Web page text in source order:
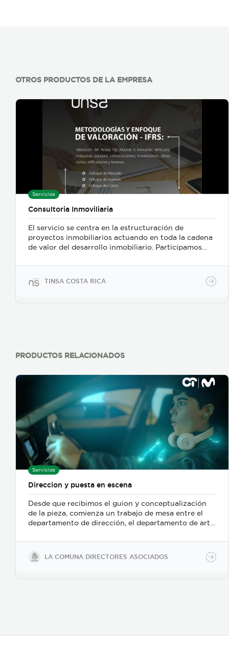
OTROS PRODUCTOS DE LA EMPRESA
Servicios
Consultoria Inmoviliaria
El servicio se centra en la estructuración de
proyectos inmobiliarios actuando en toda la cadena
de valor del desarrollo inmobiliario. Participamos
necesidad de mercado hasta la estructuración
financiera del proyecto. El servicio será ofrecido a
cualquier persona o empresa que cuente con un lote
Posicionamiento de proyectos Reposicionamiento
Construcción Sostenibilidad.
TINSA COSTA RICA
PRODUCTOS RELACIONADOS
Servicios
Direccion y puesta en escena
Desde que recibimos el guion y conceptualización
de la pieza, comienza un trabajo de mesa entre el
departamento de dirección, el departamento de arte,
buscamos reforzar la historia, nos centramos
fuertemente en la selección de casting, en el tono
para los actores con instrucciones claras, paletas de
LA COMUNA DIRECTORES ASOCIADOS